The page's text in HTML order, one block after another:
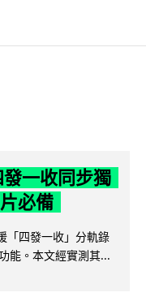
一收同步獨
必備
「四發一收」分軌錄
能。本文經實測其...